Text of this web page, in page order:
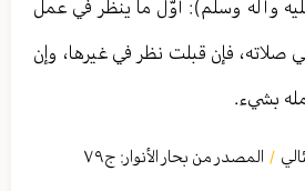
وآله وسلم): أوّل ما ينظر في عمل
صلاته، فإن قبلت نظر في غيرها، وإن
بشيء.
/ المصدر من بحار الأنوار: ج٧٩